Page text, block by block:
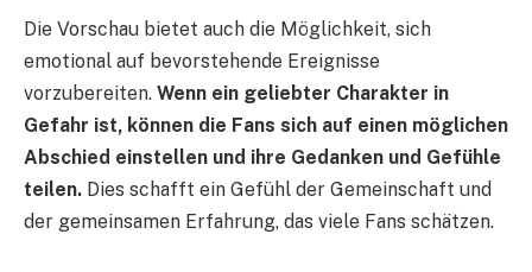
Die Vorschau bietet auch die Möglichkeit, sich
emotional auf bevorstehende Ereignisse
vorzubereiten. Wenn ein geliebter Charakter in
Gefahr ist, können die Fans sich auf einen möglichen
Abschied einstellen und ihre Gedanken und Gefühle
teilen. Dies schafft ein Gefühl der Gemeinschaft und
der gemeinsamen Erfahrung, das viele Fans schätzen.